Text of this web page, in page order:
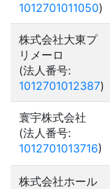
1012701011050)
株式会社大東プ
リメーロ
(法人番号:
1012701012387)
寰宇株式会社
(法人番号:
1012701013716)
株式会社ホール